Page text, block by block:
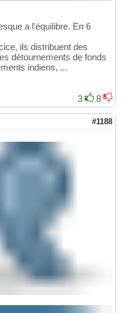
a l'équilibre. En 6
ils distribuent des
détournements de fonds
indiens, ...
3
8
#1188